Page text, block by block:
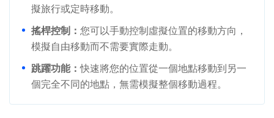
擬旅行或定時移動。
搖桿控制： 您可以手動控制虛擬位置的移動方向，
模擬自由移動而不需要實際走動。
跳躍功能：快速將您的位置從一個地點移動到另一
個完全不同的地點，無需模擬整個移動過程。